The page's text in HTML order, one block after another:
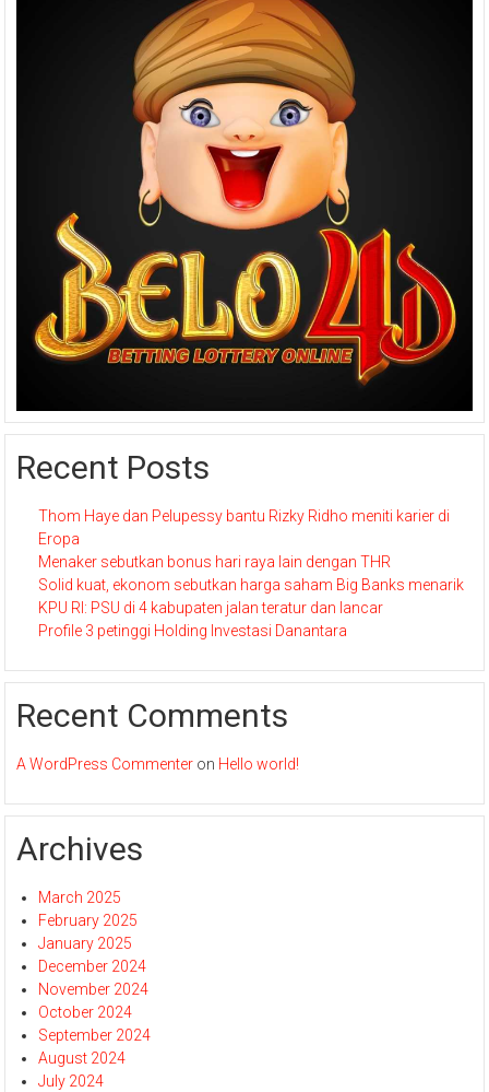
Recent Posts
Thom Haye dan Pelupessy bantu Rizky Ridho meniti karier di
Eropa
Menaker sebutkan bonus hari raya lain dengan THR
Solid kuat, ekonom sebutkan harga saham Big Banks menarik
KPU RI: PSU di 4 kabupaten jalan teratur dan lancar
Profile 3 petinggi Holding Investasi Danantara
Recent Comments
A WordPress Commenter on Hello world!
Archives
March 2025
February 2025
January 2025
December 2024
November 2024
October 2024
September 2024
August 2024
July 2024